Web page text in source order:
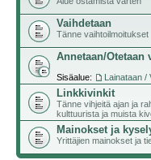
Vaihdetaan
Tänne vaihtoilmoitukset
Annetaan/Otetaan
Sisäalue: Lainataan /
Linkkivinkit
Tänne vihjeitä ajan ja
kulttuurista ja muista
Mainokset ja
Yrittäjien mainokset ja